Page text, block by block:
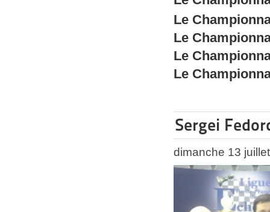
Le
Le
Le
Le
Sergei
dimanche 13